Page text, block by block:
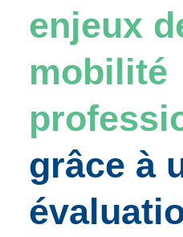
enjeux
mobilité
grâce à